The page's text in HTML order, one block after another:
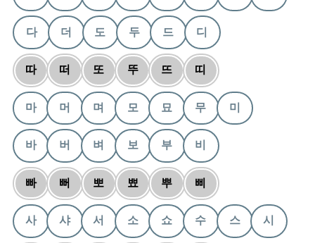
다 더 도 두 드 디
따 떠 또 뚜 뜨 띠
마 머 며 모 묘 무 미
바 버 벼 보 부 비
빠 뻐 뽀 뾰 뿌 삐
사 샤 서 소 쇼 수 스 시